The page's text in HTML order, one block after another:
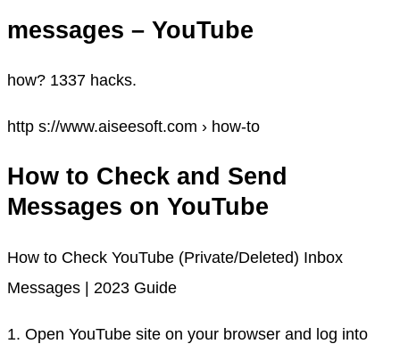
messages – YouTube
how? 1337 hacks.
http s://www.aiseesoft.com › how-to
How to Check and Send
Messages on YouTube
How to Check YouTube (Private/Deleted) Inbox
Messages | 2023 Guide
1. Open YouTube site on your browser and log into